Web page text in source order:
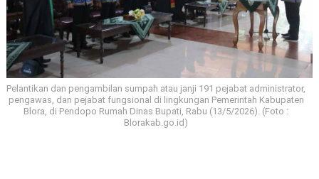
Pelantikan dan pengambilan sumpah atau janji 191 pejabat administrator,
pengawas, dan pejabat fungsional di lingkungan Pemerintah Kabupaten
Blora, di Pendopo Rumah Dinas Bupati, Rabu (13/5/2026). (Foto :
Blorakab.go.id)